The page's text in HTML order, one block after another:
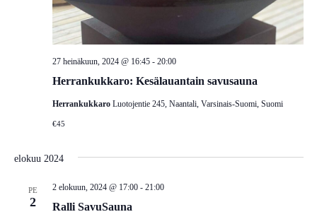
Herrankukkaro: Kesälauantain savusauna
27 heinäkuun, 2024 @ 16:45- 20:00
Herrankukkaro Luotojentie 245, Naantali, Varsinais-Suomi, Suomi
€45
elokuu 2024
PE
2 Ralli SavuSauna
2 elokuun, 2024 @ 17:00- 21:00